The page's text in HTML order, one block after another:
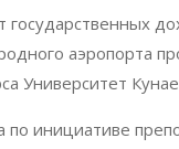
аэропорта
Университет
по инициативе